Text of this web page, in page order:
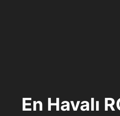
En Havalı